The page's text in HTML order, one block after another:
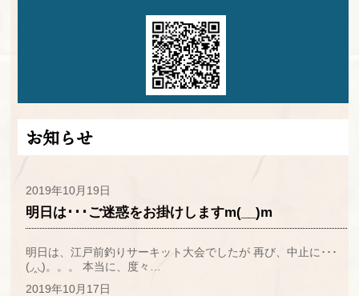
お知らせ
2019年10月19日
明日は･･･ご迷惑をお掛けしますm(__)m
明日は、江戸前釣りサーキット大会でしたが 再び、中止に･･･
(◞‸◟)。。。 本当に、度々…
2019年10月17日